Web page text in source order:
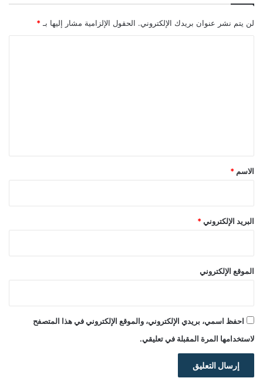
لن يتم نشر عنوان بريدك الإلكتروني. الحقول الإلزامية مشار إليها بـ *
*
الاسم *
البريد الإلكتروني *
الموقع الإلكتروني
احفظ اسمي، بريدي الإلكتروني، والموقع الإلكتروني في هذا المتصفح
لاستخدامها المرة المقبلة في تعليقي.